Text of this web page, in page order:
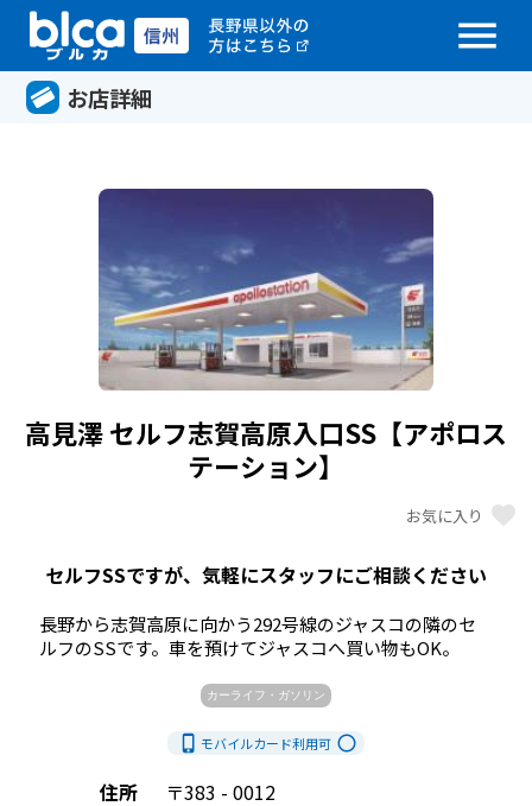
menu
お店詳細
高見澤 セルフ志賀高原入口SS【アポロス
テーション】
お気に入り favorite
セルフSSですが、気軽にスタッフにご相談ください
長野から志賀高原に向かう292号線のジャスコの隣のセ
カーライフ・ガソリン
phone_iphone モバイルカード利用可 radio_button_unchecked
住所
〒383 - 0012